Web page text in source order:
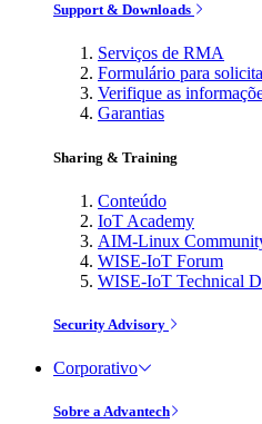
Support & Downloads
Serviços de RMA
Formulário para
Verifique as
Garantias
Sharing & Training
Conteúdo
IoT Academy
AIM-Linux
WISE-IoT Forum
WISE-IoT Technical
Security Advisory
Corporativo
Sobre a Advantech